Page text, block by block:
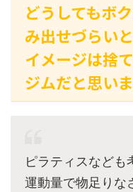
どうしてもボ
み出せづらい
イメージは捨
ジムだと思い
ピラティスなども
運動量で物足りな